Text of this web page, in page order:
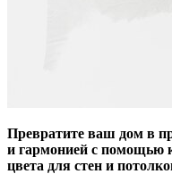
Превратите ваш дом в
и гармонией с помощью
цвета для стен и